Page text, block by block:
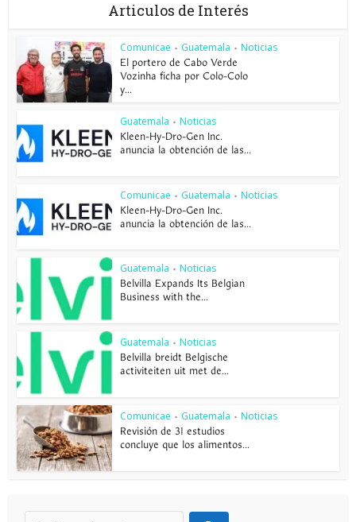
Articulos de Interés
Comunicae • Guatemala • Noticias
El portero de Cabo Verde
Vozinha ficha por Colo-Colo
y...
Guatemala • Noticias
Kleen-Hy-Dro-Gen Inc.
anuncia la obtención de las...
Comunicae • Guatemala • Noticias
Kleen-Hy-Dro-Gen Inc.
anuncia la obtención de las...
Guatemala • Noticias
Belvilla Expands Its Belgian
Business with the...
Guatemala • Noticias
Belvilla breidt Belgische
activiteiten uit met de...
Comunicae • Guatemala • Noticias
Revisión de 31 estudios
concluye que los alimentos...